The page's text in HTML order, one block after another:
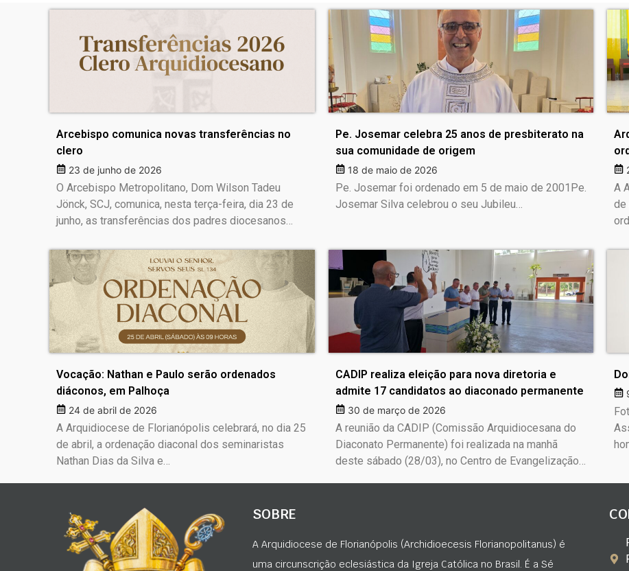
Arcebispo comunica novas transferências no
clero
23 de junho de 2026
O Arcebispo Metropolitano, Dom Wilson Tadeu
Jönck, SCJ, comunica, nesta terça-feira, dia 23 de
junho, as transferências dos padres diocesanos…
Pe. Josemar celebra 25 anos de presbiterato na
sua comunidade de origem
18 de maio de 2026
Pe. Josemar foi ordenado em 5 de maio de 2001Pe.
Josemar Silva celebrou o seu Jubileu…
A
de
Vocação: Nathan e Paulo serão ordenados
diáconos, em Palhoça
24 de abril de 2026
A Arquidiocese de Florianópolis celebrará, no dia 25
de abril, a ordenação diaconal dos seminaristas
Nathan Dias da Silva e…
CADIP realiza eleição para nova diretoria e
admite 17 candidatos ao diaconado permanente
30 de março de 2026
A reunião da CADIP (Comissão Arquidiocesana do
Diaconato Permanente) foi realizada na manhã
deste sábado (28/03), no Centro de Evangelização…
SOBRE
A Arquidiocese de Florianópolis (Archidioecesis Florianopolitanus) é
uma circunscrição eclesiástica da Igreja Católica no Brasil. É a Sé